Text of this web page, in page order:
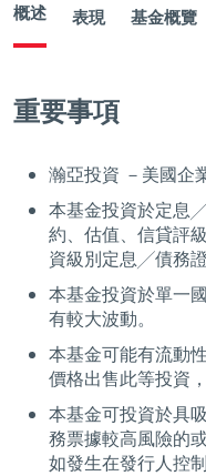
概述 表現 基金概覽
重要事項
瀚亞投資 －美國企
本基金投資於定息
約、估值、信貸評
資級別定息╱債務
本基金投資於單一
有較大波動。
本基金可能有流動
價格出售此等投資
本基金可投資於具
務票據較高風險的
如發生在發行人控